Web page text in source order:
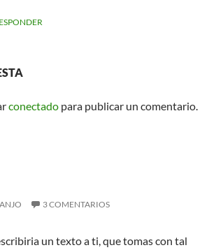
conectado para publicar un comentario.
3 COMENTARIOS
un texto a ti, que tomas con tal